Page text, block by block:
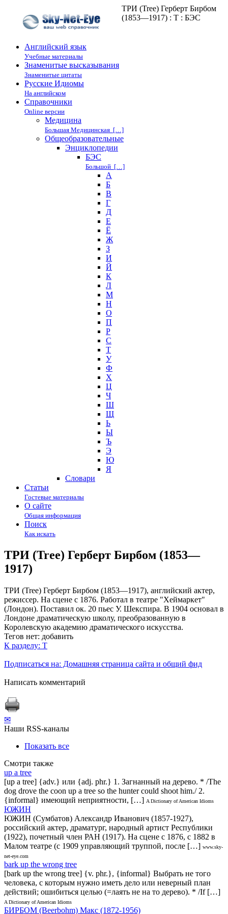
ТРИ (Tree) Герберт Бирбом
(1853—1917) : Т : БЭС
Английский язык
Учебные материалы
Знаменитые высказывания
Знаменитые цитаты
Русские Идиомы
На английском
Справочники
Online версии
Медицина
Большая Медицинская […]
Общеобразовательные
Энциклопедии
БЭС
Большой […]
А
Б
В
Г
Д
Е
Ё
Ж
З
И
Й
К
Л
М
Н
О
П
Р
С
Т
У
Ф
Х
Ц
Ч
Ш
Щ
Ь
Ы
Ъ
Э
Ю
Я
Cловари
Статьи
Гостевые материалы
О сайте
Общая информация
Поиск
Как искать
ТРИ (Tree) Герберт Бирбом (1853—
1917)
ТРИ (Tree) Герберт Бирбом (1853—1917), английский актер,
режиссер. На сцене с 1876. Работал в театре "Хеймаркет"
(Лондон). Поставил ок. 20 пьес У. Шекспира. В 1904 основал в
Лондоне драматическую школу, преобразованную в
Королевскую академию драматического искусства.
Тегов нет: добавить
К разделу: Т
Подписаться на: Домашняя страница сайта и общий фид
Написать комментарий
✉
Наши RSS-каналы
Показать все
Смотри также
up a tree
[up a tree] {adv.} или {adj. phr.} 1. Загнанный на дерево. * /The
dog drove the coon up a tree so the hunter could shoot him./ 2.
{informal} имеющий неприятности, […] A Dictionary of American Idioms
ЮЖИН
ЮЖИН (Сумбатов) Александр Иванович (1857-1927),
российский актер, драматург, народный артист Республики
(1922), почетный член РАН (1917). На сцене с 1876, с 1882 в
Малом театре (с 1909 управляющий труппой, после […] www.sky-
net-eye.com
bark up the wrong tree
[bark up the wrong tree] {v. phr.}, {informal} Выбрать не того
человека, с которым нужно иметь дело или неверный план
действий; ошибиться целью (=лаять не на то дерево). * /If […]
A Dictionary of American Idioms
БИРБОМ (Beerbohm) Макс (1872-1956)